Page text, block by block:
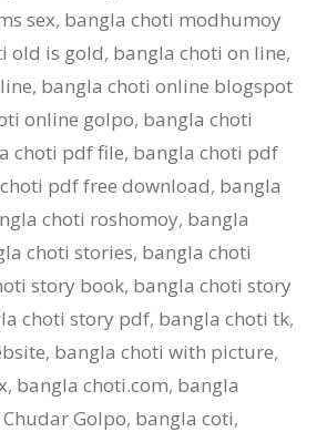
sex, bangla choti modhumoy
old is gold, bangla choti on line,
, bangla choti online blogspot
online golpo, bangla choti
choti pdf file, bangla choti pdf
pdf free download, bangla
choti roshomoy, bangla
choti stories, bangla choti
story book, bangla choti story
choti story pdf, bangla choti tk,
, bangla choti with picture,
, bangla choti.com, bangla
Golpo, bangla coti,